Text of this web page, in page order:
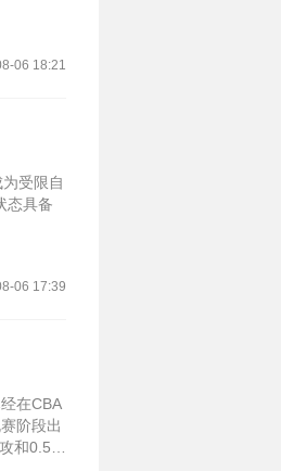
06 18:21
受限自
态具备
06 17:39
在CBA
阶段出
和0.5封